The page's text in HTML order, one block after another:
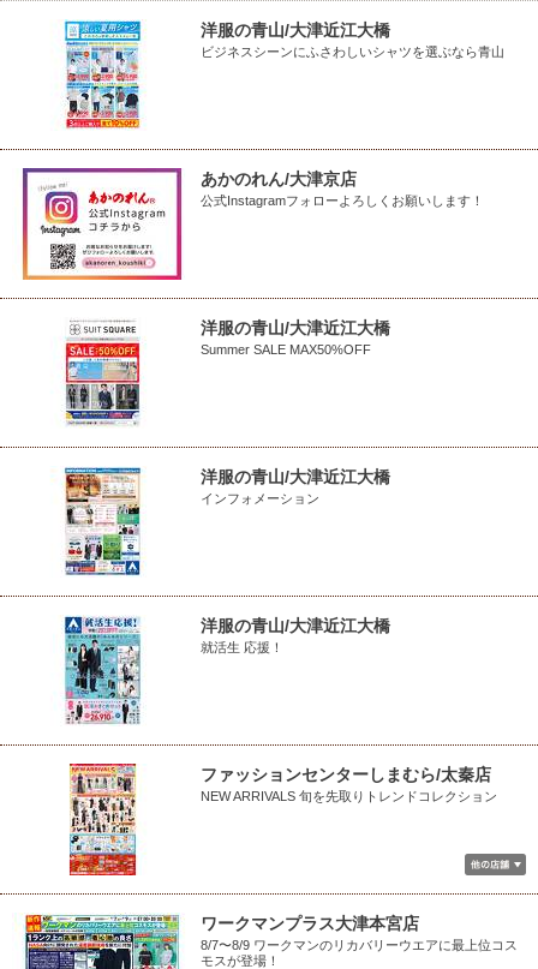
洋服の青山/大津近江大橋
ビジネスシーンにふさわしいシャツを選ぶなら青山
あかのれん/大津京店
公式Instagramフォローよろしくお願いします！
洋服の青山/大津近江大橋
Summer SALE MAX50%OFF
洋服の青山/大津近江大橋
インフォメーション
洋服の青山/大津近江大橋
就活生 応援！
ファッションセンターしまむら/太秦店
NEW ARRIVALS 旬を先取りトレンドコレクション
ワークマンプラス大津本宮店
8/7〜8/9 ワークマンのリカバリーウエアに最上位コス
モスが登場！